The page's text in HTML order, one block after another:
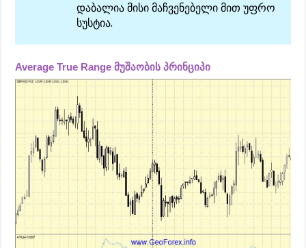
დაბალია მისი მაჩვენებელი მით უფრო
სუსტია.
Average True Range მუშაობის პრინციპი